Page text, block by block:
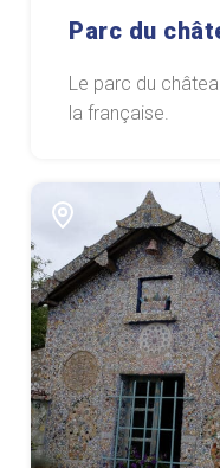
Parc du
Le parc du
la française.